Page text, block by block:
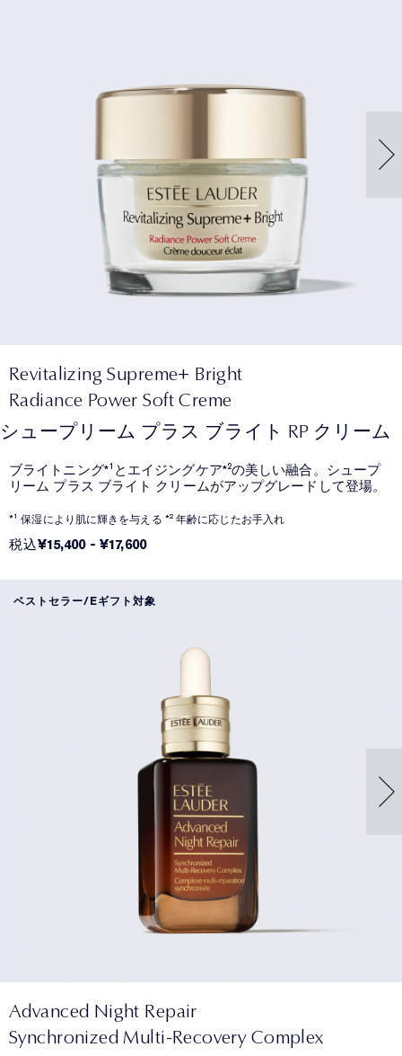
Revitalizing Supreme+ Bright
Radiance Power Soft Creme
シュープリーム プラス ブライト RP クリーム
ブライトニング*¹とエイジングケア*²の美しい融合。シュープ
リーム プラス ブライト クリームがアップグレードして登場。
*¹ 保湿により肌に輝きを与える *² 年齢に応じたお手入れ
税込¥15,400-¥17,600
ベストセラー/Eギフト対象
Advanced Night Repair
Synchronized Multi-Recovery Complex